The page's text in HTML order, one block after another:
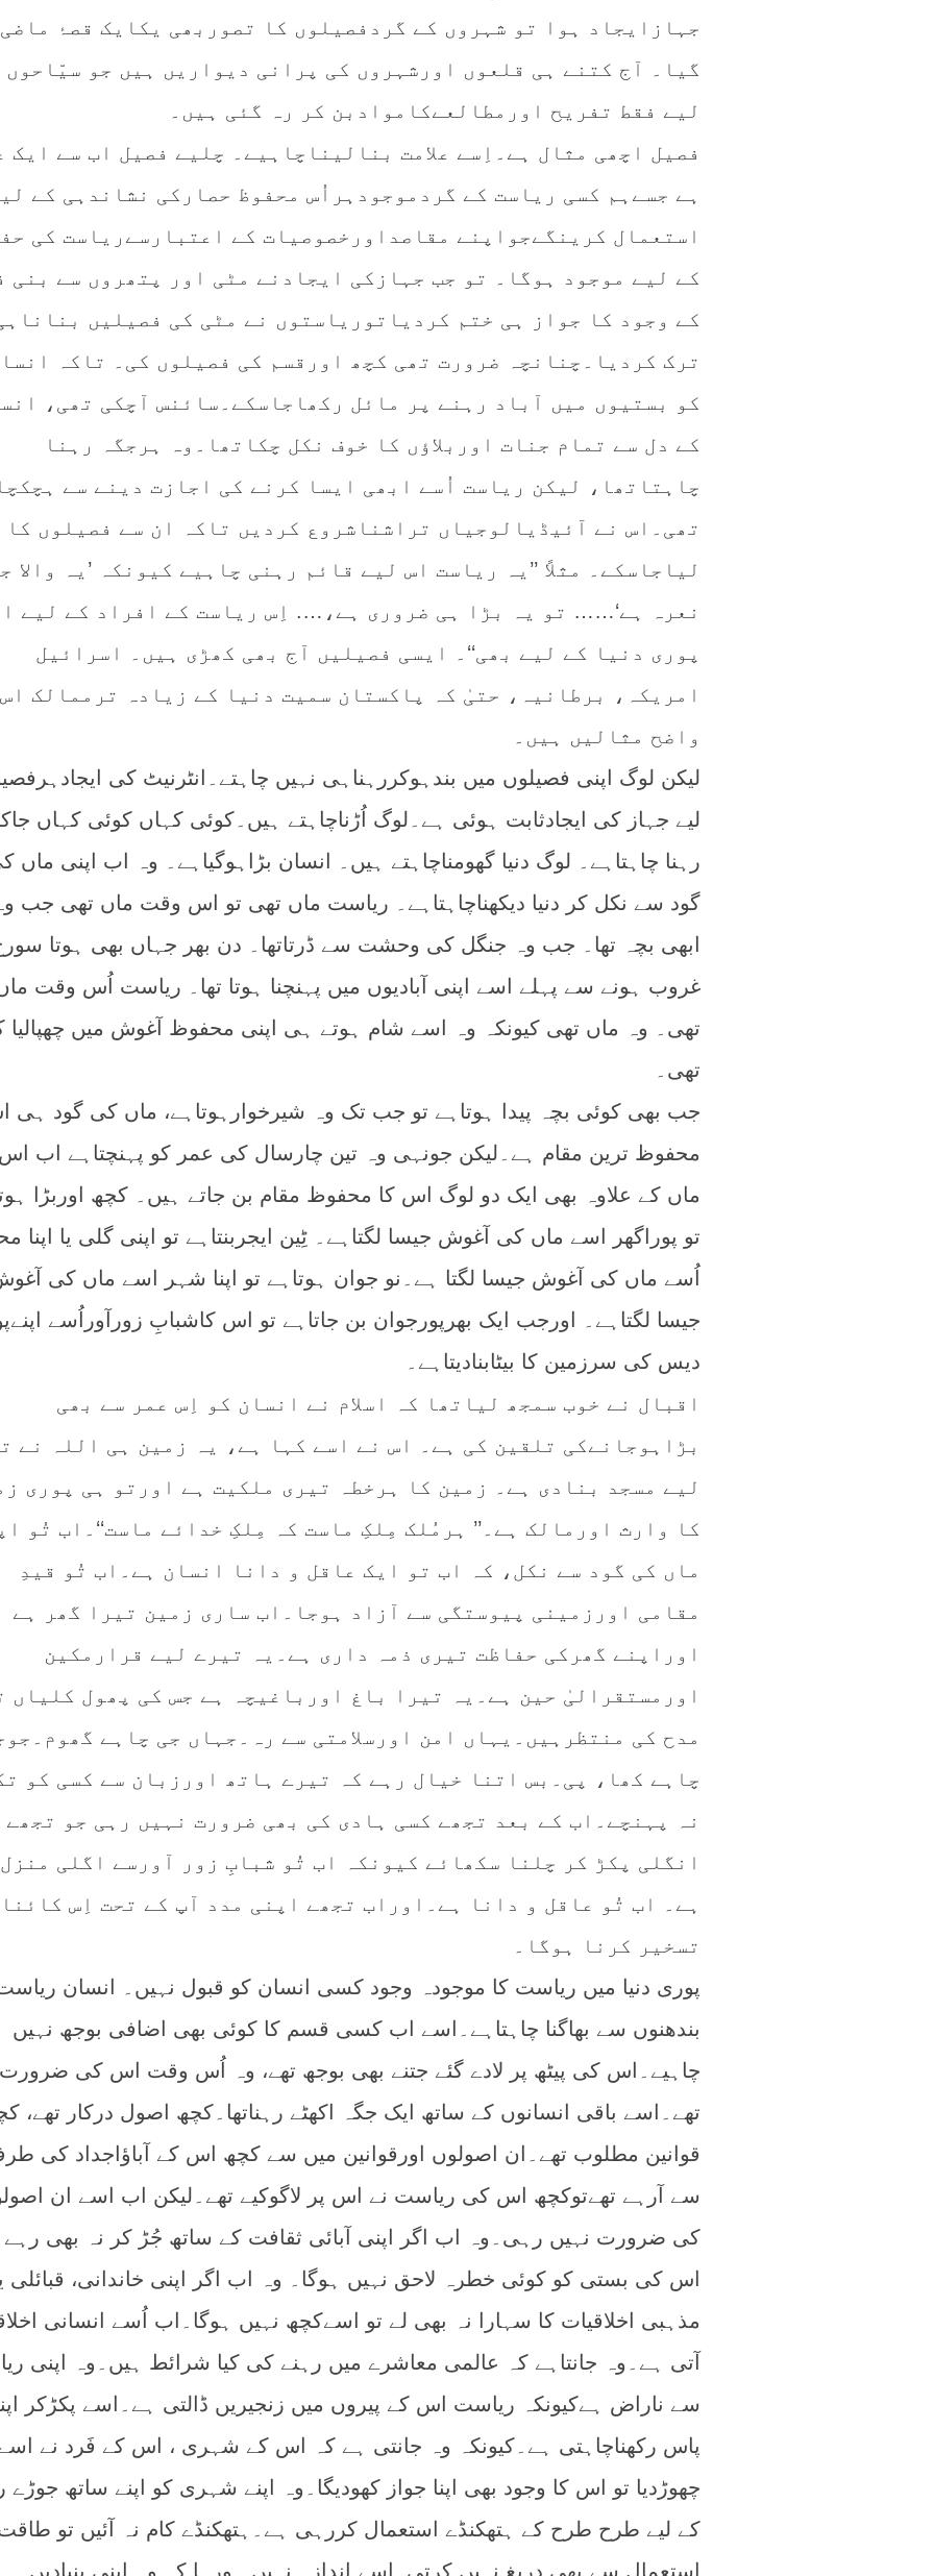
جہازایجاد ہوا تو شہروں کے گردفصیلوں کا تصوربھی یکایک قصۂ
گیا۔ آج کتنے ہی قلعوں اورشہروں کی پرانی دیواریں ہیں جو سیّاحوں
لیے فقط تفریح اورمطالعےکاموادبن کر رہ گئی ہیں۔
فصیل اچھی مثال ہے۔اِسے علامت بنالیناچاہیے۔ چلیے فصیل اب سے ایک
ہے جسےہم کسی ریاست کے گردموجودہراُس محفوظ حصارکی نشاندہی کے
استعمال کرینگےجواپنے مقاصداورخصوصیات کے اعتبارسےریاست کی
کے لیے موجود ہوگا۔ تو جب جہازکی ایجادنے مٹی اور پتھروں سے بنی
کے وجود کا جواز ہی ختم کردیاتوریاستوں نے مٹی کی فصیلیں
ترک کردیا۔چنانچہ ضرورت تھی کچھ اورقسم کی فصیلوں کی۔ تاکہ
کو بستیوں میں آباد رہنے پر مائل رکھاجاسکے۔سائنس آچکی تھی،
کے دل سے تمام جنات اوربلاؤں کا خوف نکل چکاتھا۔وہ ہرجگہ رہنا
چاہتاتھا، لیکن ریاست اُسے ابھی ایسا کرنے کی اجازت دینے سے
تھی۔اس نے آئیڈیالوجیاں تراشناشروع کردیں تاکہ ان سے فصیلوں کا
لیاجاسکے۔ مثلاً ’’یہ ریاست اس لیے قائم رہنی چاہیے کیونکہ ’یہ والا
نعرہ ہے‘…… تو یہ بڑا ہی ضروری ہے،…. اِس ریاست کے افراد کے لیے
پوری دنیا کے لیے بھی‘‘۔ ایسی فصیلیں آج بھی کھڑی ہیں۔ اسرائیل
امریکہ، برطانیہ، حتیٰ کہ پاکستان سمیت دنیا کے زیادہ ترممالک
واضح مثالیں ہیں۔
لیکن لوگ اپنی فصیلوں میں بندہوکررہناہی نہیں چاہتے۔انٹرنیٹ کی
لیے جہاز کی ایجادثابت ہوئی ہے۔لوگ اُڑناچاہتے ہیں۔کوئی کہاں کوئی کہاں
رہنا چاہتاہے۔ لوگ دنیا گھومناچاہتے ہیں۔ انسان بڑاہوگیاہے۔ وہ اب اپنی ماں
گود سے نکل کر دنیا دیکھناچاہتاہے۔ ریاست ماں تھی تو اس وقت ماں تھی جب وہ
ابھی بچہ تھا۔ جب وہ جنگل کی وحشت سے ڈرتاتھا۔ دن بھر جہاں بھی ہوتا
غروب ہونے سے پہلے اسے اپنی آبادیوں میں پہنچنا ہوتا تھا۔ ریاست اُس وقت
تھی۔ وہ ماں تھی کیونکہ وہ اسے شام ہوتے ہی اپنی محفوظ آغوش میں چھپالیا
تھی۔
جب بھی کوئی بچہ پیدا ہوتاہے تو جب تک وہ شیرخوارہوتاہے، ماں کی گود ہی
محفوظ ترین مقام ہے۔لیکن جونہی وہ تین چارسال کی عمر کو پہنچتاہے اب
ماں کے علاوہ بھی ایک دو لوگ اس کا محفوظ مقام بن جاتے ہیں۔ کچھ اوربڑا
تو پوراگھر اسے ماں کی آغوش جیسا لگتاہے۔ ٹِین ایجربنتاہے تو اپنی گلی یا اپنا
اُسے ماں کی آغوش جیسا لگتا ہے۔نو جوان ہوتاہے تو اپنا شہر اسے ماں کی
جیسا لگتاہے۔ اورجب ایک بھرپورجوان بن جاتاہے تو اس کاشبابِ زورآوراُسے
دیس کی سرزمین کا بیٹابنادیتاہے۔
اقبال نے خوب سمجھ لیاتھا کہ اسلام نے انسان کو اِس عمر سے بھی
بڑاہوجانےکی تلقین کی ہے۔ اس نے اسے کہا ہے، یہ زمین ہی اللہ نے
لیے مسجد بنادی ہے۔ زمین کا ہرخطہ تیری ملکیت ہے اورتو ہی پوری
کا وارث اورمالک ہے۔’’ ہرمُلک مِلکِ ماست کہ مِلکِ خدائے ماست‘‘۔اب تُو
ماں کی گود سے نکل، کہ اب تو ایک عاقل و دانا انسان ہے۔اب تُو قیدِ
مقامی اورزمینی پیوستگی سے آزاد ہوجا۔اب ساری زمین تیرا گھر ہے
اوراپنے گھرکی حفاظت تیری ذمہ داری ہے۔یہ تیرے لیے قرارمکین
اورمستقرالیٰ حین ہے۔یہ تیرا باغ اورباغیچہ ہے جس کی پھول کلیاں
مدح کی منتظرہیں۔یہاں امن اورسلامتی سے رہ۔جہاں جی چاہے
چاہے کھا، پی۔بس اتنا خیال رہے کہ تیرے ہاتھ اورزبان سے کسی کو
نہ پہنچے۔اب کے بعد تجھے کسی ہادی کی بھی ضرورت نہیں رہی جو تجھے
انگلی پکڑ کر چلنا سکھائے کیونکہ اب تُو شبابِ زور آورسے اگلی
ہے۔ اب تُو عاقل و دانا ہے۔اوراب تجھے اپنی مدد آپ کے تحت اِس
تسخیر کرنا ہوگا۔
پوری دنیا میں ریاست کا موجودہ وجود کسی انسان کو قبول نہیں۔ انسان
بندھنوں سے بھاگنا چاہتاہے۔اسے اب کسی قسم کا کوئی بھی اضافی بوجھ نہیں
چاہیے۔اس کی پیٹھ پر لادے گئے جتنے بھی بوجھ تھے، وہ اُس وقت اس کی ضرورت
تھے۔اسے باقی انسانوں کے ساتھ ایک جگہ اکھٹے رہناتھا۔کچھ اصول درکار تھے،
قوانین مطلوب تھے۔ان اصولوں اورقوانین میں سے کچھ اس کے آباؤاجداد کی
سے آرہے تھےتوکچھ اس کی ریاست نے اس پر لاگوکیے تھے۔لیکن اب اسے ان
کی ضرورت نہیں رہی۔وہ اب اگر اپنی آبائی ثقافت کے ساتھ جُڑ کر نہ بھی رہے
اس کی بستی کو کوئی خطرہ لاحق نہیں ہوگا۔ وہ اب اگر اپنی خاندانی، قبائلی
مذہبی اخلاقیات کا سہارا نہ بھی لے تو اسےکچھ نہیں ہوگا۔اب اُسے انسانی
آتی ہے۔وہ جانتاہے کہ عالمی معاشرے میں رہنے کی کیا شرائط ہیں۔وہ اپنی
سے ناراض ہےکیونکہ ریاست اس کے پیروں میں زنجیریں ڈالتی ہے۔اسے پکڑکر
پاس رکھناچاہتی ہے۔کیونکہ وہ جانتی ہے کہ اس کے شہری ، اس کے فَرد نے
چھوڑدیا تو اس کا وجود بھی اپنا جواز کھودیگا۔وہ اپنے شہری کو اپنے ساتھ جوڑے
کے لیے طرح طرح کے ہتھکنڈے استعمال کررہی ہے۔ہتھکنڈے کام نہ آئیں تو
استعمال سے بھی دریغ نہیں کرتی۔اسے اندازہ نہیں ہورہا کہ وہ اپنی بنیادیں